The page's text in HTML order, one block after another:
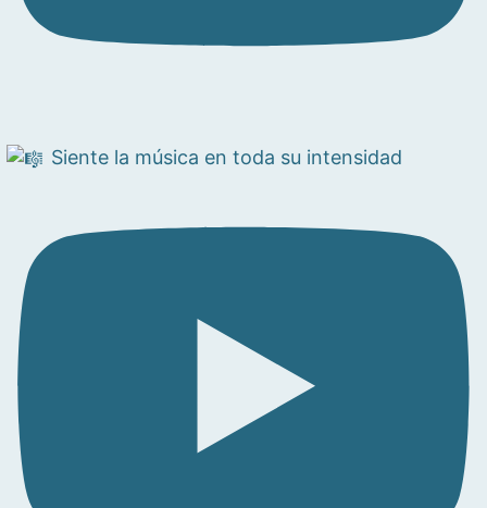
Siente la música en toda su intensidad